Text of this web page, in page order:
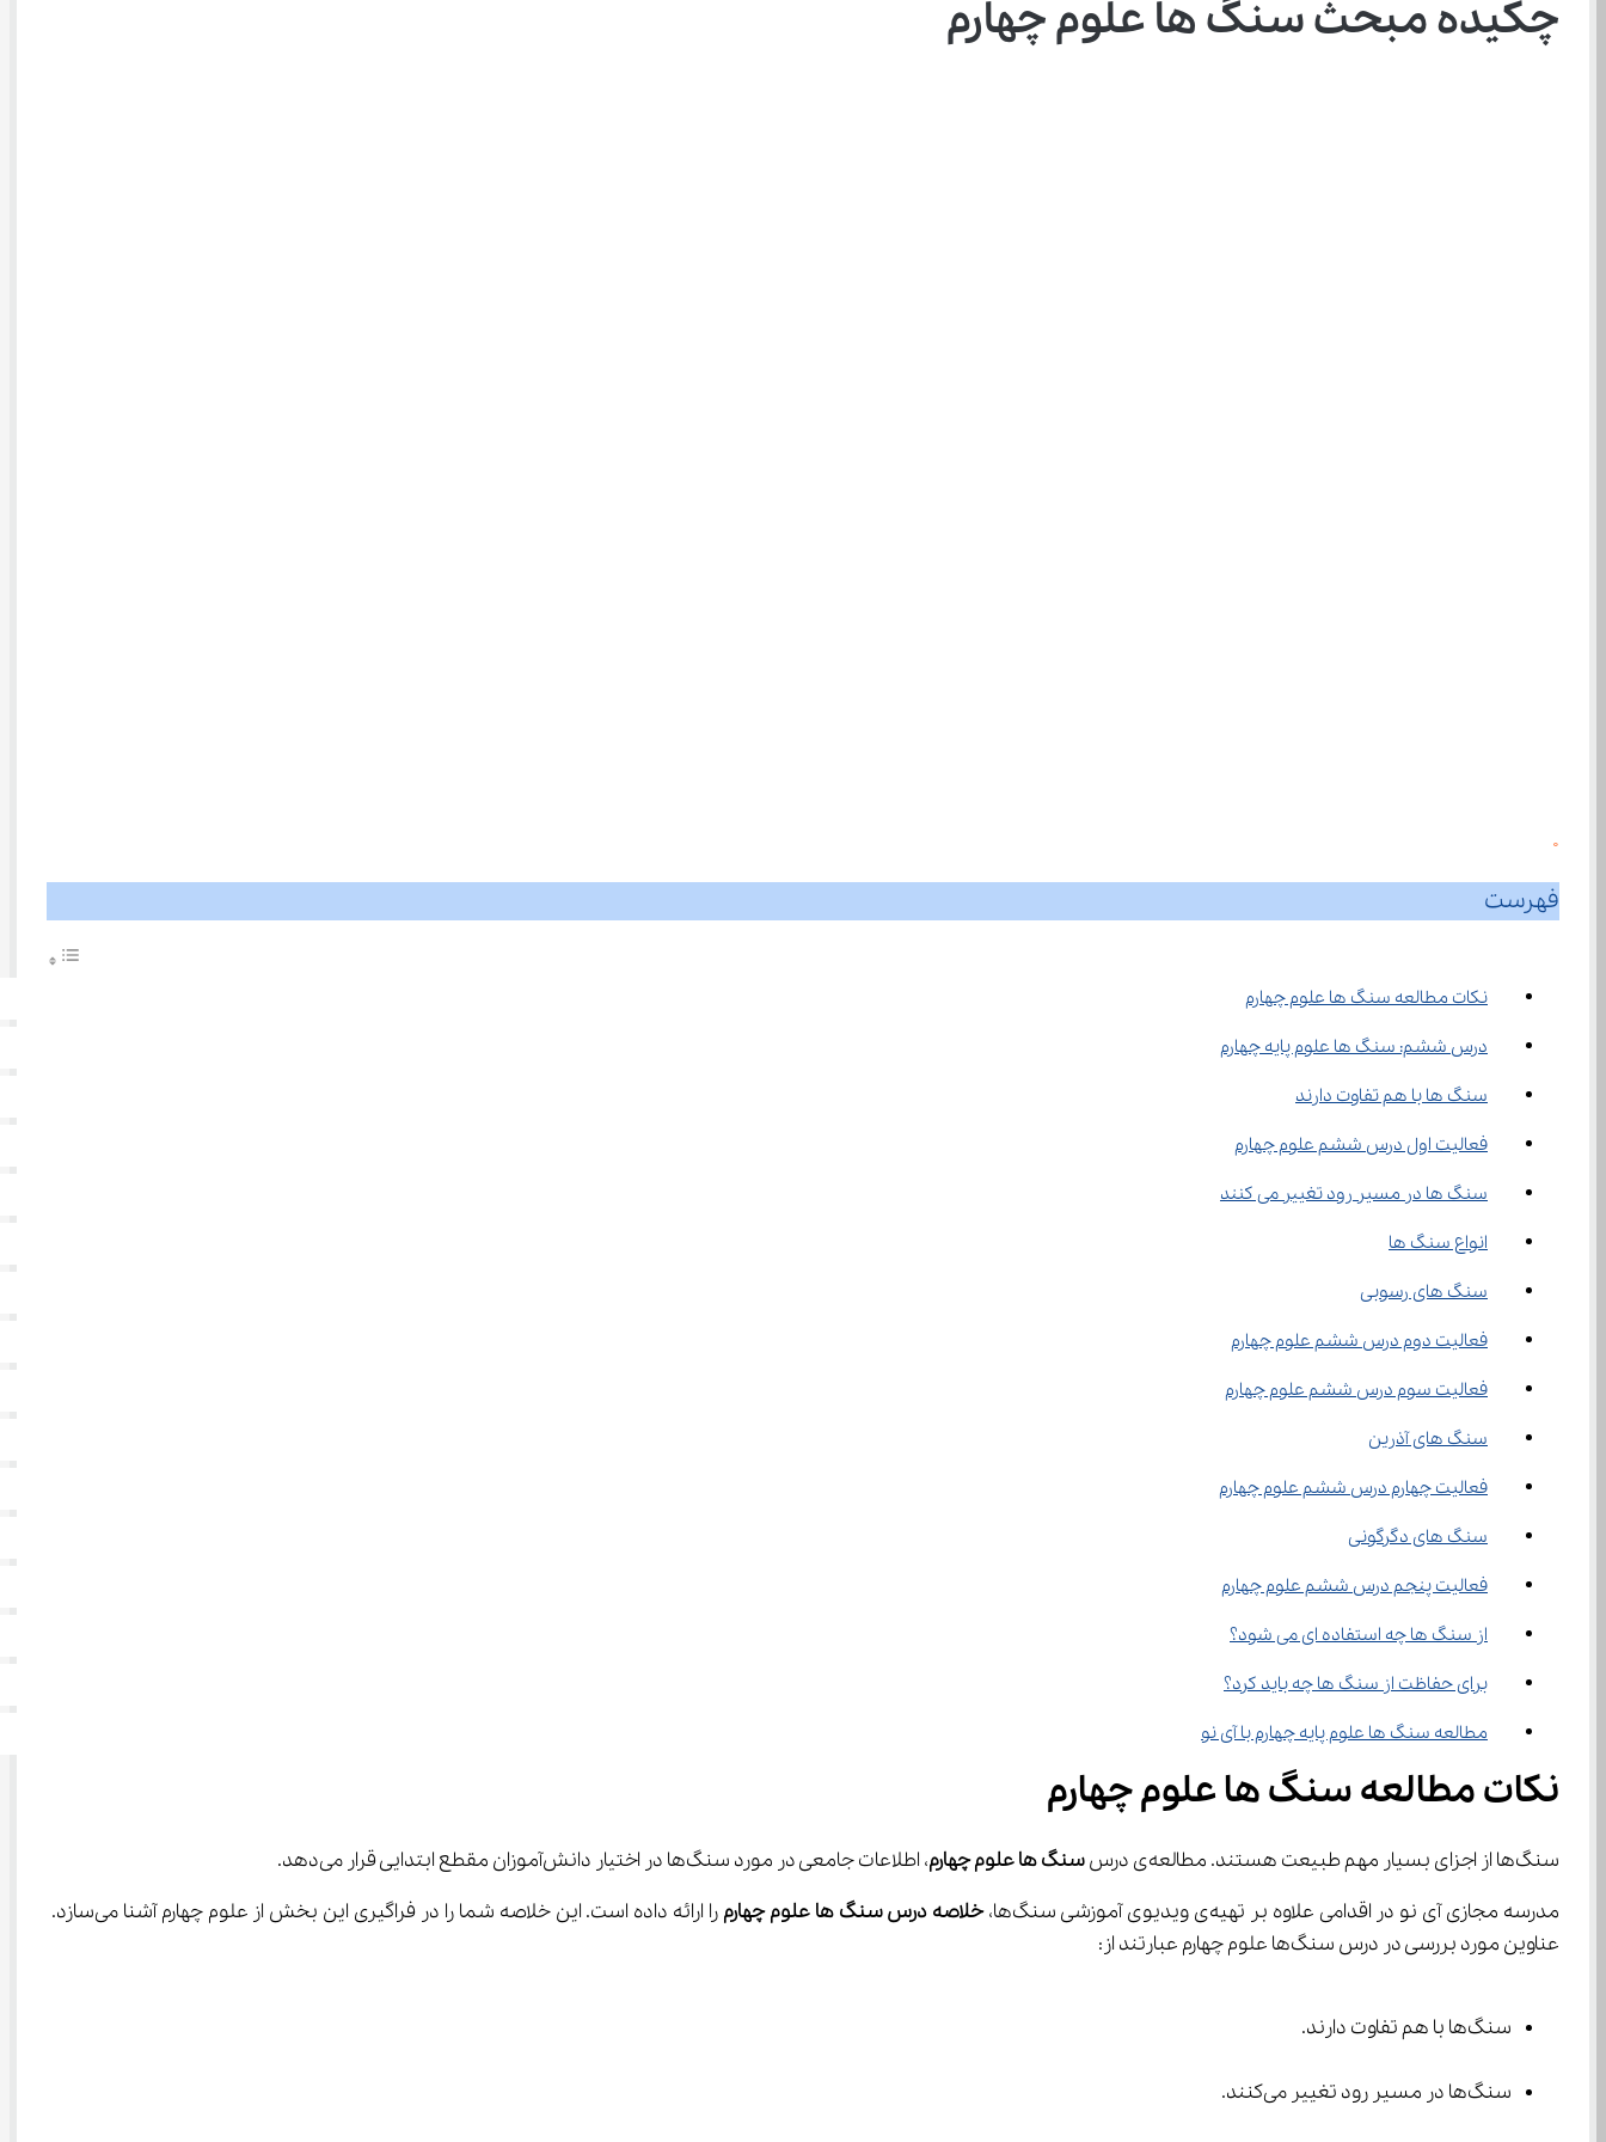
چکیده مبحث سنگ ها علوم چهارم
0
فهرست
نکات مطالعه سنگ ها علوم چهارم
درس ششم: سنگ ها علوم پایه چهارم
سنگ ‌‌ها با هم تفاوت دارند
فعالیت اول درس ششم علوم چهارم
سنگ ‌ها در مسیر رود تغییر می کنند
انواع سنگ ‌ها
سنگ ‌های رسوبی
فعالیت دوم درس ششم علوم چهارم
فعالیت سوم درس ششم علوم چهارم
سنگ ‌های آذرین
فعالیت چهارم درس ششم علوم چهارم
سنگ ‌های دگرگونی
فعالیت پنجم درس ششم علوم چهارم
از سنگ ‌ها چه استفاده‌ ای می ‌شود؟
برای حفاظت از سنگ ‌ها چه باید کرد؟
مطالعه سنگ ها علوم پایه چهارم با آی نو
نکات مطالعه سنگ ها علوم چهارم
سنگ‌ها از اجزای بسیار مهم طبیعت هستند. مطالعه‌ی درس سنگ ها علوم چهارم، اطلاعات جامعی در مورد سنگ‌ها در اختیار دانش‌آموزان مقطع ابتدایی قرار می‌دهد.
مدرسه مجازی آی نو در اقدامی علاوه بر تهیه‌ی ویدیوی آموزشی سنگ‌ها،
خلاصه درس سنگ ها علوم چهارم
را ارائه داده است. این خلاصه شما را در فراگیری این بخش از علوم چهارم آشنا می‌سازد.
عناوین مورد بررسی در درس سنگ‌ها علوم چهارم عبارتند از:
سنگ‌‌ها با هم تفاوت دارند.
سنگ‌ها در مسیر رود تغییر می‌کنند.